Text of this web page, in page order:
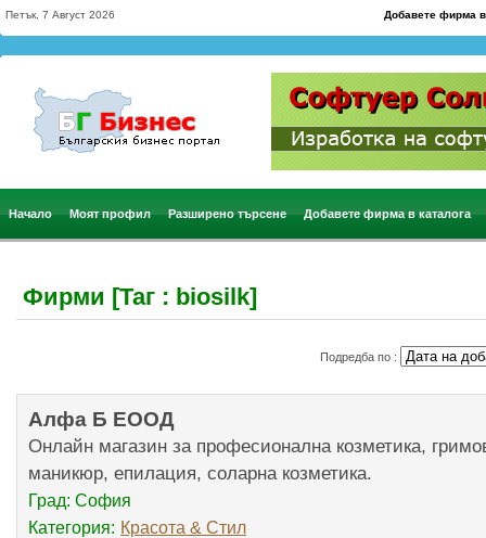
Добавете фирма в
Петък, 7 Август 2026
Начало Моят профил Разширено търсене Добавете фирма в каталога
Фирми [Таг : biosilk]
Подредба по :
Алфа Б ЕООД
Онлайн магазин за професионална козметика,
маникюр, епилация, соларна козметика.
Град: София
Категория: Красота & Стил